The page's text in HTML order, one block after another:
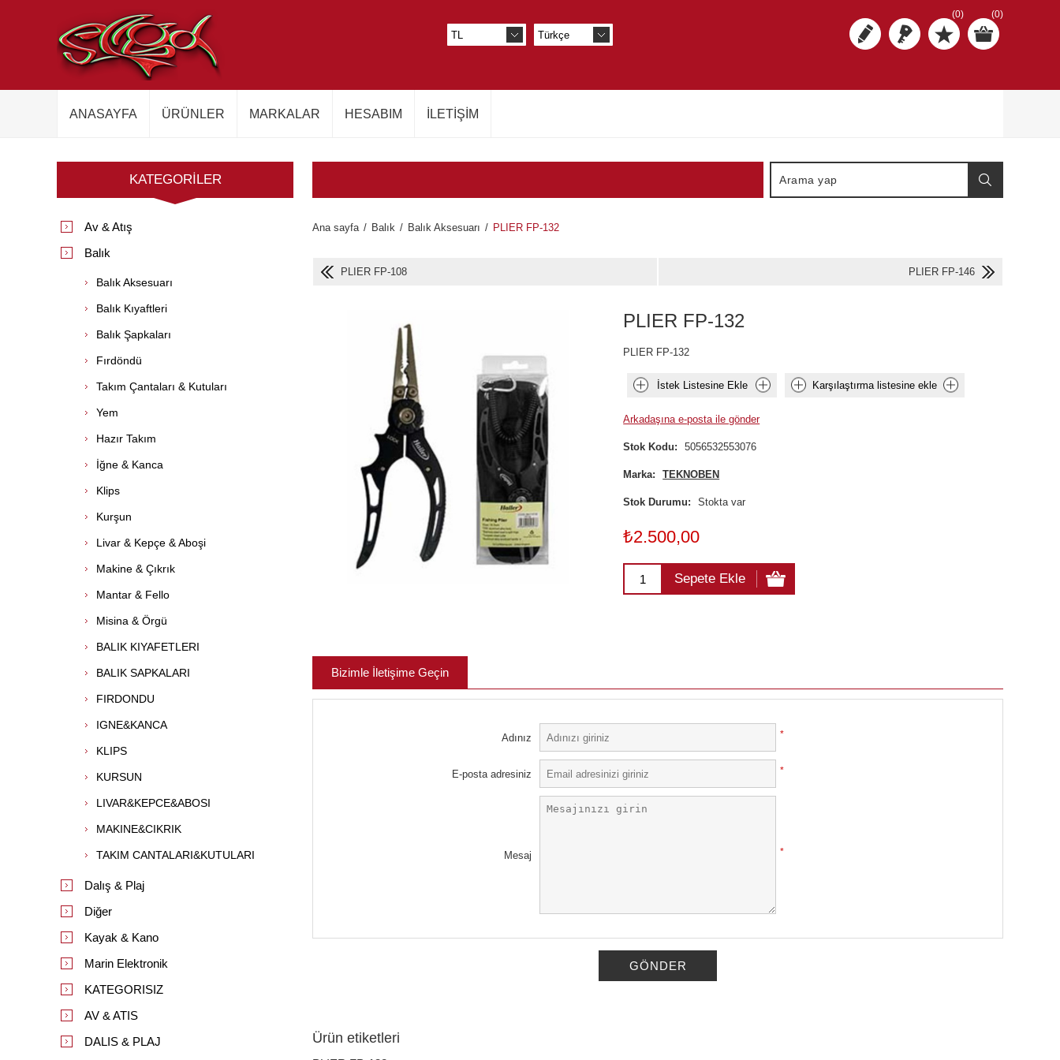
(0) (0)
ANASAYFA ÜRÜNLER MARKALAR HESABIM İLETIŞIM
Ana sayfa / Balık / Balık Aksesuarı / PLIER FP-132
PLIER FP-108 PLIER FP-146
PLIER FP-132
PLIER FP-132
İstek Listesine Ekle Karşılaştırma listesine ekle
Arkadaşına e-posta ile gönder
Stok Kodu: 5056532553076
Marka: TEKNOBEN
Stok Durumu: Stokta var
₺2.500,00
Sepete Ekle
Bizimle İletişime Geçin
Adınız *
E-posta adresiniz *
Mesaj *
GÖNDER
Ürün etiketleri
KATEGORILER
Av & Atış
Balık
Balık Aksesuarı
Balık Kıyaftleri
Balık Şapkaları
Fırdöndü
Takım Çantaları & Kutuları
Yem
Hazır Takım
İğne & Kanca
Klips
Kurşun
Livar & Kepçe & Aboşi
Makine & Çıkrık
Mantar & Fello
Misina & Örgü
BALIK KIYAFETLERI
BALIK SAPKALARI
FIRDONDU
IGNE&KANCA
KLIPS
KURSUN
LIVAR&KEPCE&ABOSI
MAKINE&CIKRIK
TAKIM CANTALARI&KUTULARI
Dalış & Plaj
Diğer
Kayak & Kano
Marin Elektronik
KATEGORISIZ
AV & ATIS
DALIS & PLAJ